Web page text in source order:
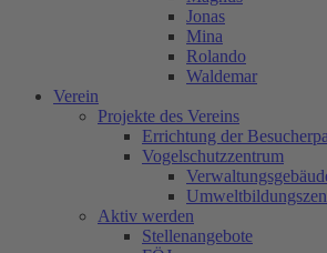
Jonas
Mina
Rolando
Waldemar
Verein
Projekte des Vereins
Errichtung der
Vogelschutzzentrum
Aktiv werden
Stellenangebote